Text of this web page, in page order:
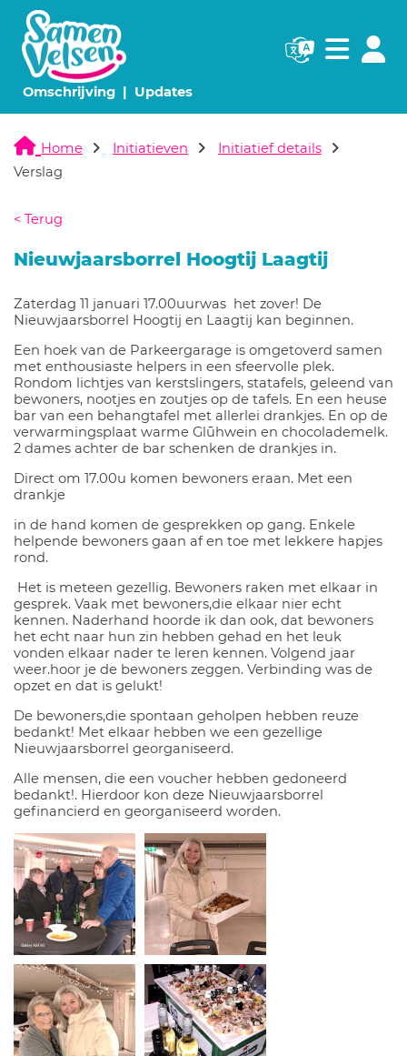
Omschrijving(huidige pagina)
Updates(huidige pagina)
Navigatie
Home Initiatieven
Initiatief details
Verslag
< Terug
Nieuwjaarsborrel Hoogtij Laagtij
Zaterdag 11 januari 17.00uurwas het zover! De
Nieuwjaarsborrel Hoogtij en Laagtij kan beginnen.
Een hoek van de Parkeergarage is omgetoverd samen
met enthousiaste helpers in een sfeervolle plek.
Rondom lichtjes van kerstslingers, statafels, geleend van
bewoners, nootjes en zoutjes op de tafels. En een heuse
bar van een behangtafel met allerlei drankjes. En op de
verwarmingsplaat warme Glūhwein en chocolademelk.
2 dames achter de bar schenken de drankjes in.
Direct om 17.00u komen bewoners eraan. Met een
drankje
in de hand komen de gesprekken op gang. Enkele
helpende bewoners gaan af en toe met lekkere hapjes
rond.
Het is meteen gezellig. Bewoners raken met elkaar in
gesprek. Vaak met bewoners,die elkaar nier echt
kennen. Naderhand hoorde ik dan ook, dat bewoners
het echt naar hun zin hebben gehad en het leuk
vonden elkaar nader te leren kennen. Volgend jaar
weer.hoor je de bewoners zeggen. Verbinding was de
opzet en dat is gelukt!
De bewoners,die spontaan geholpen hebben reuze
bedankt! Met elkaar hebben we een gezellige
Nieuwjaarsborrel georganiseerd.
Alle mensen, die een voucher hebben gedoneerd
bedankt!. Hierdoor kon deze Nieuwjaarsborrel
gefinancierd en georganiseerd worden.